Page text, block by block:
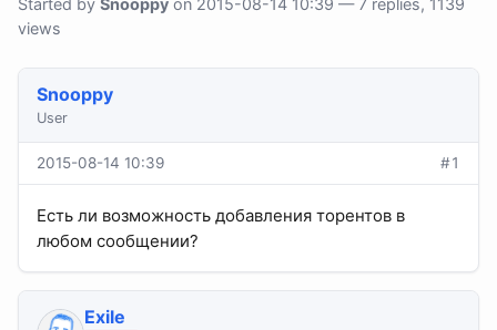
Started by Snooppy on 2015-08-14 10:39 — 7 replies, 1139
views
Snooppy
User
2015-08-14 10:39 #1
Есть ли возможность добавления торентов в
любом сообщении?
Exile